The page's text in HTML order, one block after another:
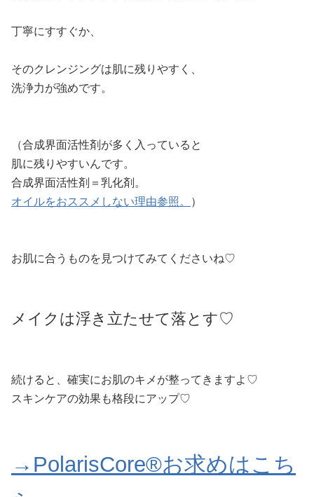
丁寧にすすぐか、
そのクレンジングは肌に残りやすく、
洗浄力が強めです。
（合成界面活性剤が多く入っていると
肌に残りやすいんです。
合成界面活性剤＝乳化剤。
オイルをおススメしない理由参照。
）
お肌に合うものを見つけてみてくださいね♡
メイクは浮き立たせて落とす♡
続けると、確実にお肌のキメが整ってきますよ♡
スキンケアの効果も格段にアップ♡
→PolarisCore®お求めはこち